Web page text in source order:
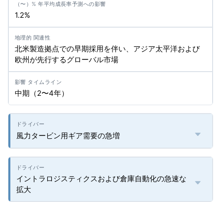
1.2%
北米製造拠点での早期採用を伴い、アジア太平洋および
欧州が先行するグローバル市場
中期（2〜4年）
風力タービン用ギア需要の急増
イントラロジスティクスおよび倉庫自動化の急速な
拡大